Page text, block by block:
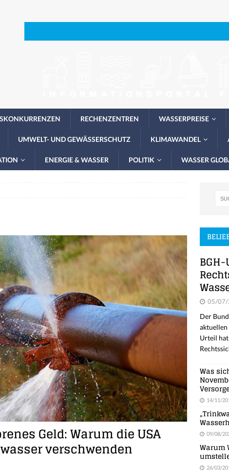
RECHENZENTREN WASSERPREISE
UMWELT- UND GEWÄSSERSCHUTZ KLIMAWANDEL
ENERGIE & WASSER POLITIK WASSER
Geld: Warum die USA
verschwenden
05/07/
Der
aktuellen
Urteil
Was
14/11/
09/08/
Warum
26/03/